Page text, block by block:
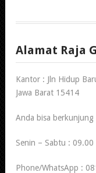
Alamat Raja
Kantor : Jln Hidup
Jawa Barat 15414
Anda bisa
Senin – Sabtu :
Phone/WhatsApp :